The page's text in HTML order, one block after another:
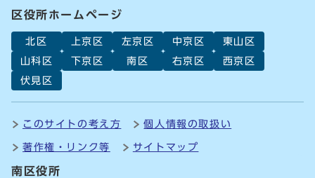
区役所ホームページ
北区 上京区 左京区 中京区
東山区
山科区
下京区 南区 右京区
西京区
伏見区
このサイトの考え方 個人情報の取扱い
著作権・リンク等 サイトマップ
南区役所